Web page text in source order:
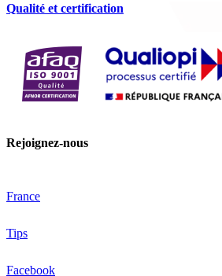
Qualité et certification
Rejoignez-nous
France
Tips
Facebook